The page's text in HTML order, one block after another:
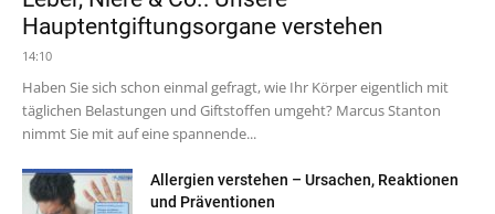
Hauptentgiftungsorgane verstehen
14:10
Haben Sie sich schon einmal gefragt, wie Ihr Körper eigentlich mit
täglichen Belastungen und Giftstoffen umgeht? Marcus Stanton
nimmt Sie mit auf eine spannende...
Allergien verstehen – Ursachen, Reaktionen
und Präventionen